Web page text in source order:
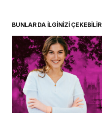
BUNLAR DA İLGİNİZİ ÇEKEBİLİR